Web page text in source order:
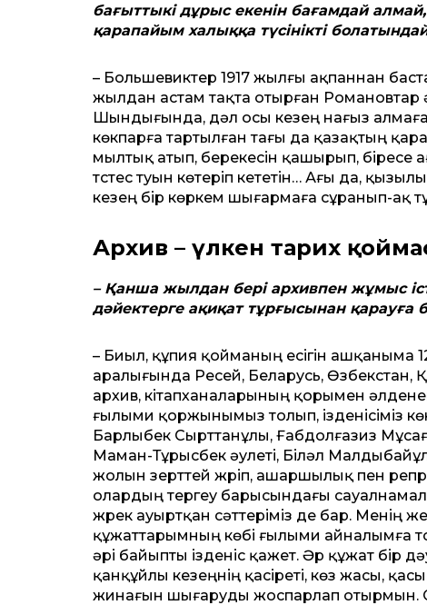
бағыттыкі дұрыс екенін бағамдай алмай,
қарапайым халыққа түсінікті
– Большевиктер 1917 жылғы ақпаннан
жылдан астам тақта отырған Романовтар
Шындығында, дәл осы кезең нағыз
көкпарға тартылған тағы да қазақтың
мылтық атып, берекесін қашырып, біресе
түстес туын көтеріп кететін… Ағы да,
кезең бір көркем шығармаға сұранып-ақ
Архив – үлкен тарих
– Қанша жылдан бері архивпен жұмыс
дәйектерге ақиқат тұрғысынан қарауға
– Биыл, құпия қойманың есігін ашқаныма
аралығында Ресей, Беларусь, Өзбекстан,
архив, кітапханаларының қорымен
ғылыми қоржынымыз толып, ізденісіміз
Барлыбек Сырттанұлы, Ғабдолғазиз
Маман-Тұрысбек әулеті, Біләл
жолын зерттей жүріп, ашаршылық пен
олардың тергеу барысындағы
жүрек ауыртқан сәттеріміз де бар. Менің
құжаттарымның көбі ғылыми айналымға
әрі байыпты ізденіс қажет. Әр құжат бір
қанқұйлы кезеңнің қасіреті, көз жасы,
жинағын шығаруды жоспарлап отырмын.